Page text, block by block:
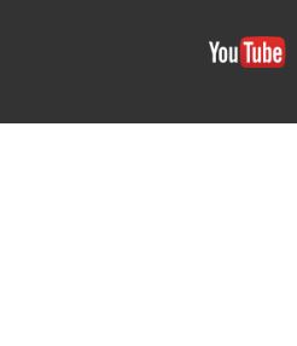
Accessori e ricambi